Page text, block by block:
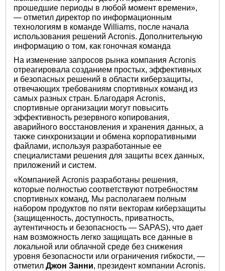
прошедшие периоды в любой момент времени»,
— отметил директор по информационным
технологиям в команде Williams, после начала
использования решений Acronis. Дополнительную
информацию о том, как гоночная команда
На изменение запросов рынка компания Acronis
отреагировала созданием простых, эффективных
и безопасных решений в области киберзащиты,
отвечающих требованиям спортивных команд из
самых разных стран. Благодаря Acronis,
спортивные организации могут повысить
эффективность резервного копирования,
аварийного восстановления и хранения данных, а
также синхронизации и обмена корпоративными
файлами, используя разработанные ее
специалистами решения для защиты всех данных,
приложений и систем.
«Компанией Acronis разработаны решения,
которые полностью соответствуют потребностям
спортивных команд. Мы располагаем полным
набором продуктов по пяти векторам киберзащиты
(защищенность, доступность, приватность,
аутентичность и безопасность — SAPAS), что дает
нам возможность легко защищать все данные в
локальной или облачной среде без снижения
уровня безопасности или ограничения гибкости, —
отметилДжон Занни, президент компании Acronis.